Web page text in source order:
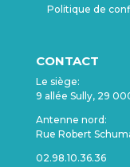
Politique de
CONTACT
Le siège:
9 allée Sully, 29
Antenne nord:
Rue Robert
02.98.10.36.36